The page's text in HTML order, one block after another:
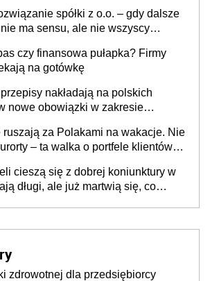
spółki z o.o. – gdy dalsze
ma sensu, ale nie wszyscy
czy finansowa pułapka? Firmy
na gotówkę
nakładają na polskich
nowe obowiązki w zakresie
za Polakami na wakacje. Nie
– ta walka o portfele klientów
cieszą się z dobrej koniunktury w
długi, ale już martwią się, co
zdrowotnej dla przedsiębiorcy